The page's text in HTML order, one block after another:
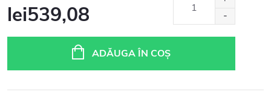
lei539,08
ADĂUGA ÎN COŞ